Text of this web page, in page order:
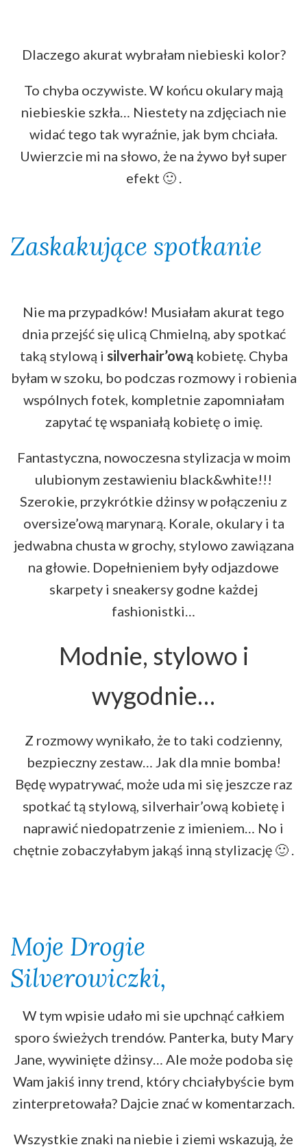
Dlaczego akurat wybrałam niebieski kolor?
To chyba oczywiste. W końcu okulary mają
niebieskie szkła… Niestety na zdjęciach nie
widać tego tak wyraźnie, jak bym chciała.
Uwierzcie mi na słowo, że na żywo był super
efekt 🙂 .
Zaskakujące spotkanie
Nie ma przypadków! Musiałam akurat tego
dnia przejść się ulicą Chmielną, aby spotkać
taką stylową i silverhair’owąkobietę. Chyba
byłam w szoku, bo podczas rozmowy i robienia
wspólnych fotek, kompletnie zapomniałam
zapytać tę wspaniałą kobietę o imię.
Fantastyczna, nowoczesna stylizacja w moim
ulubionym zestawieniu black&white!!!
Szerokie, przykrótkie dżinsy w połączeniu z
oversize’ową marynarą. Korale, okulary i ta
jedwabna chusta w grochy, stylowo zawiązana
na głowie. Dopełnieniem były odjazdowe
skarpety i sneakersy godne każdej
fashionistki…
Modnie, stylowo i
wygodnie…
Z rozmowy wynikało, że to taki codzienny,
bezpieczny zestaw… Jak dla mnie bomba!
Będę wypatrywać, może uda mi się jeszcze raz
spotkać tą stylową, silverhair’ową kobietę i
naprawić niedopatrzenie z imieniem… No i
chętnie zobaczyłabym jakąś inną stylizację 🙂 .
Moje Drogie
Silverowiczki,
W tym wpisie udało mi sie upchnąć całkiem
sporo świeżych trendów. Panterka, buty Mary
Jane, wywinięte dżinsy… Ale może podoba się
Wam jakiś inny trend, który chciałybyście bym
zinterpretowała? Dajcie znać w komentarzach.
Wszystkie znaki na niebie i ziemi wskazują, że